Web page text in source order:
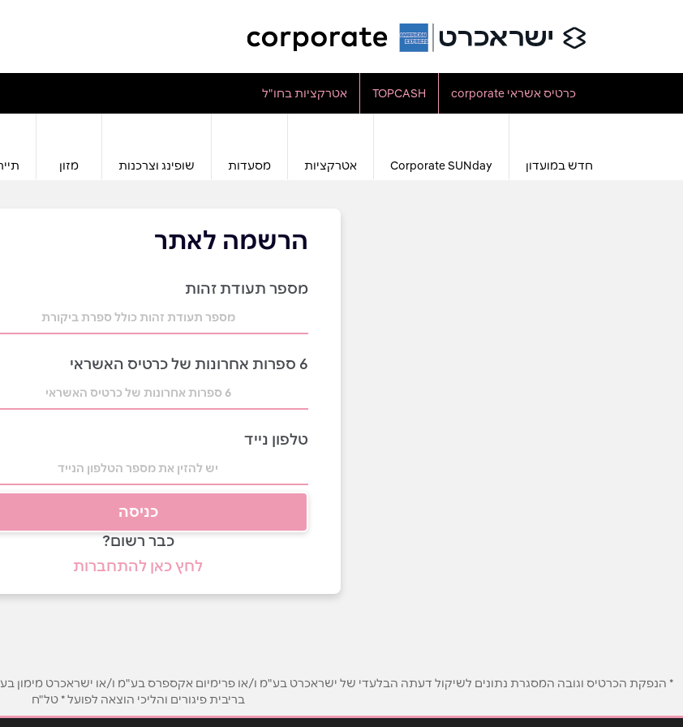
כרטיס אשראי corporate TOPCASH אטרקציות בחו"ל
חדש במועדון Corporate SUNday אטרקציות מסעדות שופינג וצרכנות מזון
הרשמה לאתר
מספר תעודת זהות
6 ספרות אחרונות של כרטיס האשראי
טלפון נייד
כניסה
כבר רשום?
לחץ כאן להתחברות
* הנפקת הכרטיס וגובה המסגרת נתונים לשיקול דעתה הבלעדי של ישראכרט בע"מ ו/או פרימיום אקספרס בע"מ ו/או ישראכרט מימון
בריבית פיגורים והליכי הוצאה לפועל * טל"ח